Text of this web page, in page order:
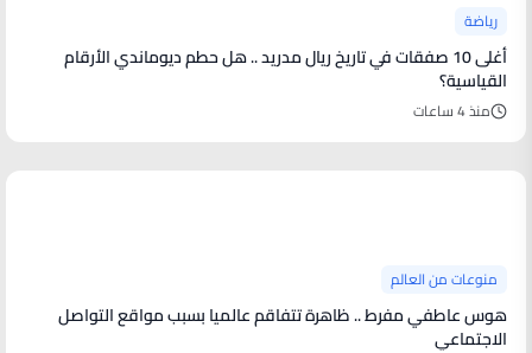
رياضة
أغلى 10 صفقات في تاريخ ريال مدريد .. هل حطم ديوماندي الأرقام
القياسية؟
منذ 4 ساعات
منوعات من العالم
هوس عاطفي مفرط .. ظاهرة تتفاقم عالميا بسبب مواقع التواصل
الاجتماعي